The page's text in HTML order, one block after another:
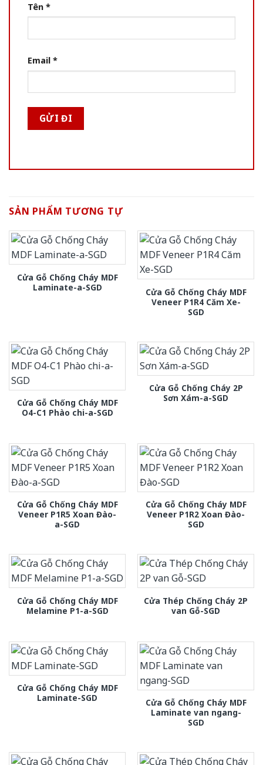
Tên *
Email *
SẢN PHẨM TƯƠNG TỰ
Cửa Gỗ Chống Cháy MDF
Laminate-a-SGD
Cửa Gỗ Chống Cháy MDF
Veneer P1R4 Căm Xe-
SGD
Cửa Gỗ Chống Cháy MDF
O4-C1 Phào chi-a-SGD
Cửa Gỗ Chống Cháy 2P
Sơn Xám-a-SGD
Cửa Gỗ Chống Cháy MDF
Veneer P1R5 Xoan Đào-
a-SGD
Cửa Gỗ Chống Cháy MDF
Veneer P1R2 Xoan Đào-
SGD
Cửa Gỗ Chống Cháy MDF
Melamine P1-a-SGD
Cửa Thép Chống Cháy 2P
van Gỗ-SGD
Cửa Gỗ Chống Cháy MDF
Laminate-SGD
Cửa Gỗ Chống Cháy MDF
Laminate van ngang-
SGD